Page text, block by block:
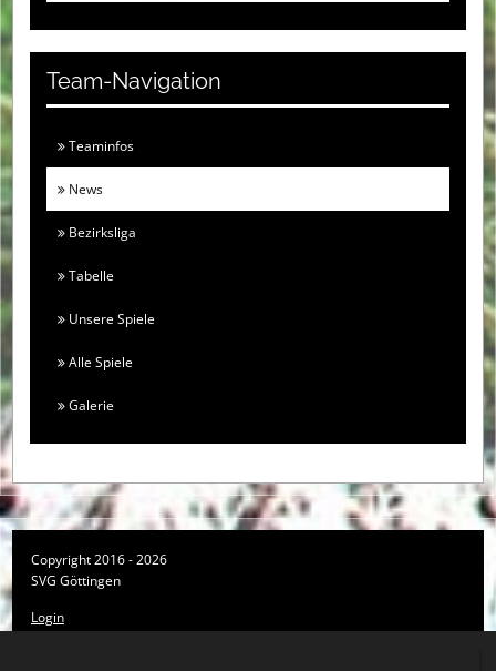
Team-Navigation
Teaminfos
News
Bezirksliga
Tabelle
Unsere Spiele
Alle Spiele
Galerie
Copyright 2016 - 2026
SVG Göttingen
Login